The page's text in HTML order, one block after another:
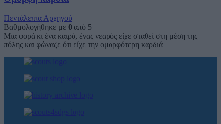
Πεντάλεπτα Αρχηγού
Βαθμολογήθηκε με 0 από 5
Μια φορά κι ένα καιρό, ένας νεαρός είχε σταθεί στη μέση της
πόλης και φώναζε ότι είχε την ομορφότερη καρδιά